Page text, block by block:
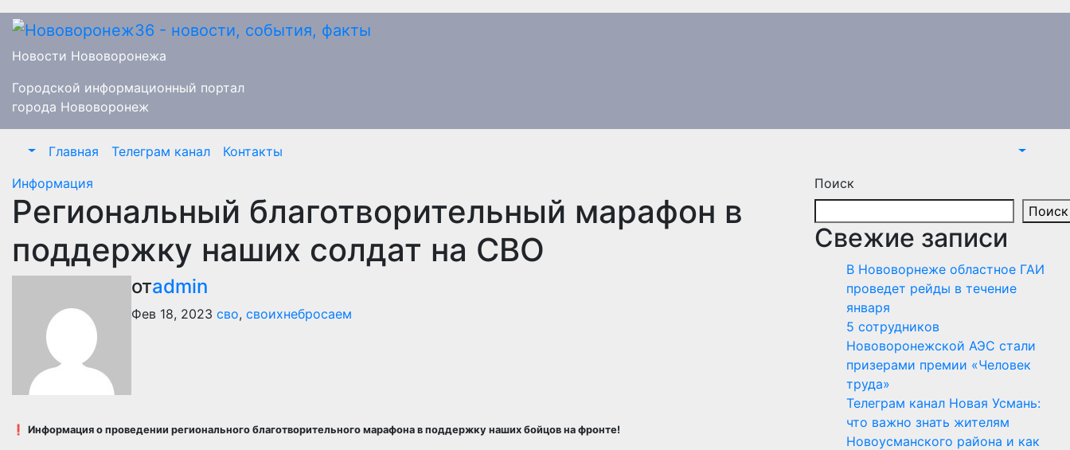
Перейти
содержимому
Новости Нововоронежа
Городской информационный портал
города Нововоронеж
Главная Телеграм канал
Контакты
Информация
Региональный благотворительный марафон в
поддержку наших солдат на СВО
отadmin
Фев 18, 2023 сво, своихнебросаем
❗️ Информация о проведении регионального благотворительного марафона в поддержку наших бойцов на фронте!
Поиск
Поиск
Свежие записи
В Нововорнеже областное ГАИ
проведет рейды в течение
января
5 сотрудников
Нововоронежской АЭС стали
призерами премии «Человек
труда»
Телеграм канал Новая Усмань:
что важно знать жителям
Новоусманского района и как